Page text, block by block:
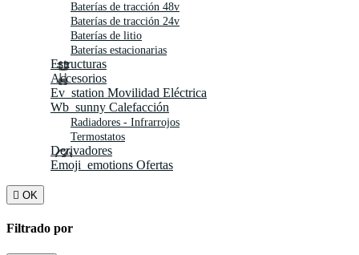
Baterías de tracción 48v
Baterías de tracción 24v
Baterías de litio
Baterías estacionarias
Estructuras
Accesorios
Ev_station Movilidad Eléctrica
Wb_sunny Calefacción
Radiadores - Infrarrojos
Termostatos
Derivadores
Emoji_emotions Ofertas
 OK
Filtrado por